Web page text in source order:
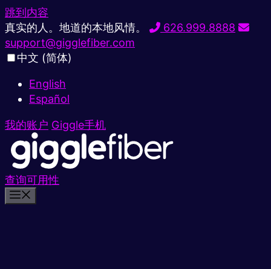
跳到内容
真实的人。地道的本地风情。
626.999.8888
support@gigglefiber.com
中文 (简体)
English
Español
我的账户 Giggle手机
查询可用性